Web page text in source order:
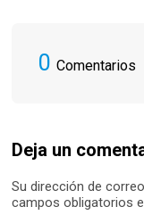
0 Comentarios
Deja un
Su dirección de
campos obligatorios